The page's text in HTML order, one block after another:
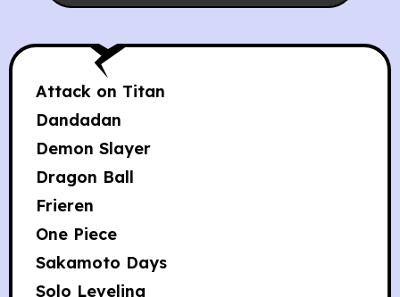
Attack on Titan
Dandadan
Demon Slayer
Dragon Ball
Frieren
One Piece
Sakamoto Days
Solo Leveling